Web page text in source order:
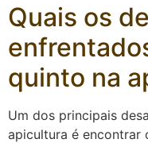
Quais os
quinto na
Um dos principais
apicultura é encontrar